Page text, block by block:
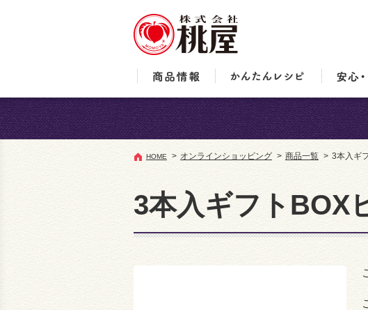
HOME > オンラインショッピング > 商品一覧 > 3本入ギ
3本入ギフトBOX